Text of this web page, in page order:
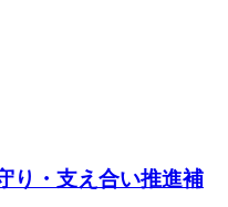
り・支え合い推進補